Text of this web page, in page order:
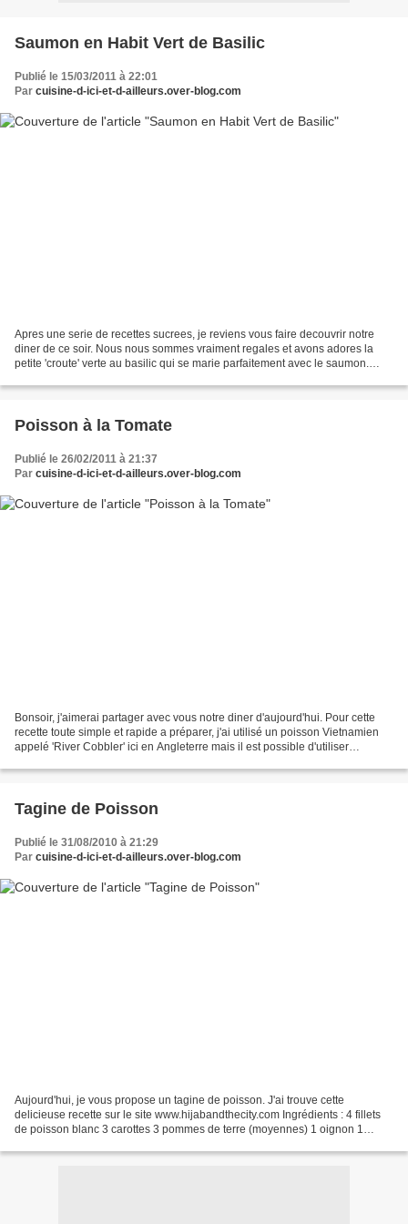
Saumon en Habit Vert de Basilic
Publié le 15/03/2011 à 22:01
Par cuisine-d-ici-et-d-ailleurs.over-blog.com
Apres une serie de recettes sucrees, je reviens vous faire decouvrir notre
diner de ce soir. Nous nous sommes vraiment regales et avons adores la
petite 'croute' verte au basilic qui se marie parfaitement avec le saumon.
Poisson à la Tomate
Publié le 26/02/2011 à 21:37
Par cuisine-d-ici-et-d-ailleurs.over-blog.com
Bonsoir, j'aimerai partager avec vous notre diner d'aujourd'hui. Pour cette
recette toute simple et rapide a préparer, j'ai utilisé un poisson Vietnamien
appelé 'River Cobbler' ici en Angleterre mais il est possible d'utiliser
Tagine de Poisson
Publié le 31/08/2010 à 21:29
Par cuisine-d-ici-et-d-ailleurs.over-blog.com
Aujourd'hui, je vous propose un tagine de poisson. J'ai trouve cette
delicieuse recette sur le site www.hijabandthecity.com Ingrédients : 4 fillets
de poisson blanc 3 carottes 3 pommes de terre (moyennes) 1 oignon 1